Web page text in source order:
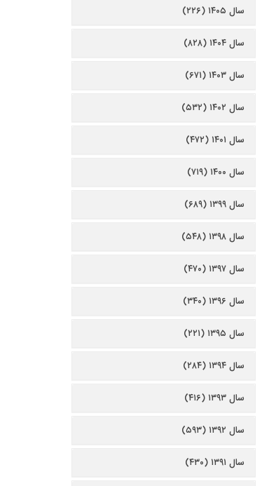
سال ۱۴۰۵ (۲۲۶)
سال ۱۴۰۴ (۸۲۸)
سال ۱۴۰۳ (۶۷۱)
سال ۱۴۰۲ (۵۳۲)
سال ۱۴۰۱ (۴۷۲)
سال ۱۴۰۰ (۷۱۹)
سال ۱۳۹۹ (۶۸۹)
سال ۱۳۹۸ (۵۴۸)
سال ۱۳۹۷ (۴۷۰)
سال ۱۳۹۶ (۳۴۰)
سال ۱۳۹۵ (۲۲۱)
سال ۱۳۹۴ (۲۸۴)
سال ۱۳۹۳ (۴۱۶)
سال ۱۳۹۲ (۵۹۳)
سال ۱۳۹۱ (۴۳۰)